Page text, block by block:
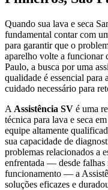
Quando sua lava e seca
fundamental contar com
para garantir que o
aparelho volte a funcionar
Paulo, a busca por uma
qualidade é essencial para
cuidado necessário para
A Assistência SV é uma
técnica para lava e seca
equipe altamente
sua capacidade de
problemas relacionados a
enfrentada — desde falhas
funcionamento — a
soluções eficazes e